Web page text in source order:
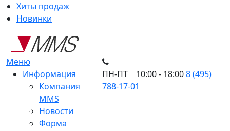
Хиты продаж
Новинки
Меню
Информация
Компания
MMS
Новости
Форма
ПН-ПТ 10:00 - 18:008 (495)
788-17-01